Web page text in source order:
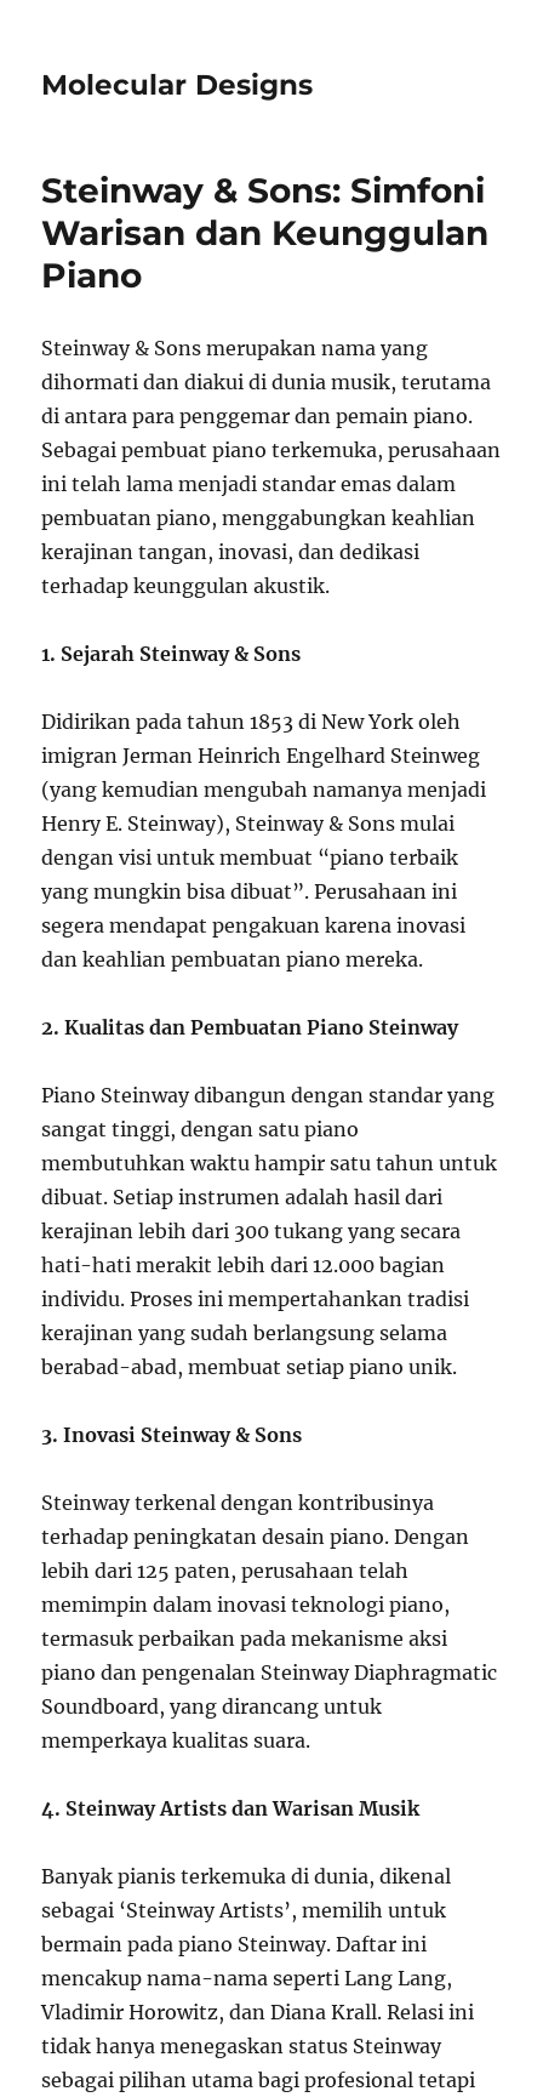
Molecular Designs
Steinway & Sons: Simfoni
Warisan dan Keunggulan
Piano
Steinway & Sons merupakan nama yang
dihormati dan diakui di dunia musik, terutama
di antara para penggemar dan pemain piano.
Sebagai pembuat piano terkemuka, perusahaan
ini telah lama menjadi standar emas dalam
pembuatan piano, menggabungkan keahlian
kerajinan tangan, inovasi, dan dedikasi
terhadap keunggulan akustik.
1. Sejarah Steinway & Sons
Didirikan pada tahun 1853 di New York oleh
imigran Jerman Heinrich Engelhard Steinweg
(yang kemudian mengubah namanya menjadi
Henry E. Steinway), Steinway & Sons mulai
dengan visi untuk membuat “piano terbaik
yang mungkin bisa dibuat”. Perusahaan ini
segera mendapat pengakuan karena inovasi
dan keahlian pembuatan piano mereka.
2. Kualitas dan Pembuatan Piano Steinway
Piano Steinway dibangun dengan standar yang
sangat tinggi, dengan satu piano
membutuhkan waktu hampir satu tahun untuk
dibuat. Setiap instrumen adalah hasil dari
kerajinan lebih dari 300 tukang yang secara
hati-hati merakit lebih dari 12.000 bagian
individu. Proses ini mempertahankan tradisi
kerajinan yang sudah berlangsung selama
berabad-abad, membuat setiap piano unik.
3. Inovasi Steinway & Sons
Steinway terkenal dengan kontribusinya
terhadap peningkatan desain piano. Dengan
lebih dari 125 paten, perusahaan telah
memimpin dalam inovasi teknologi piano,
termasuk perbaikan pada mekanisme aksi
piano dan pengenalan Steinway Diaphragmatic
Soundboard, yang dirancang untuk
memperkaya kualitas suara.
4. Steinway Artists dan Warisan Musik
Banyak pianis terkemuka di dunia, dikenal
sebagai ‘Steinway Artists’, memilih untuk
bermain pada piano Steinway. Daftar ini
mencakup nama-nama seperti Lang Lang,
Vladimir Horowitz, dan Diana Krall. Relasi ini
tidak hanya menegaskan status Steinway
sebagai pilihan utama bagi profesional tetapi